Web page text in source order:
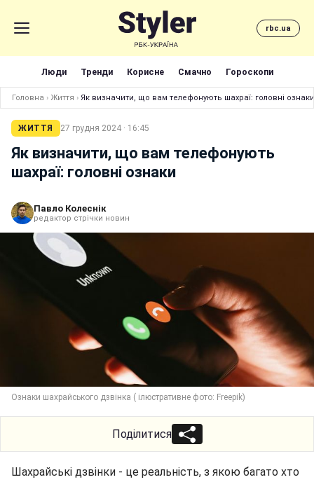
rbc.ua
Люди Тренди Корисне Смачно Гороскопи
Головна › Життя › Як визначити, що вам телефонують шахраї: головні ознаки
ЖИТТЯ 27 грудня 2024 · 16:45
Як визначити, що вам телефонують
шахраї: головні ознаки
Павло Колеснік
редактор стрічки новин
Ознаки шахрайського дзвінка ( ілюстративне фото: Freepik)
Поділитися
Шахрайські дзвінки - це реальність, з якою багато хто